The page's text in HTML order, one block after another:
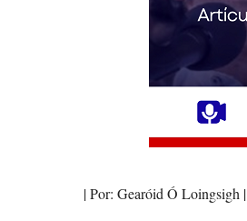
| Por: Gearóid Ó Loingsigh |